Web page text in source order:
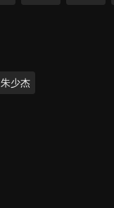
朱少杰